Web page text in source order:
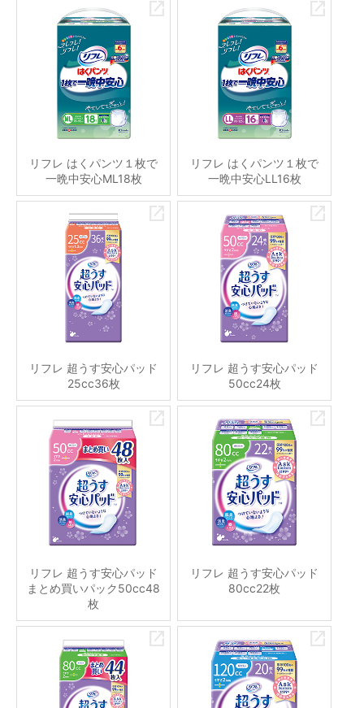
リフレ はくパンツ１枚で
一晩中安心ML18枚
リフレ はくパンツ１枚で
一晩中安心LL16枚
リフレ 超うす安心パッド
25cc36枚
リフレ 超うす安心パッド
50cc24枚
リフレ 超うす安心パッド
まとめ買いパック50cc48
枚
リフレ 超うす安心パッド
80cc22枚